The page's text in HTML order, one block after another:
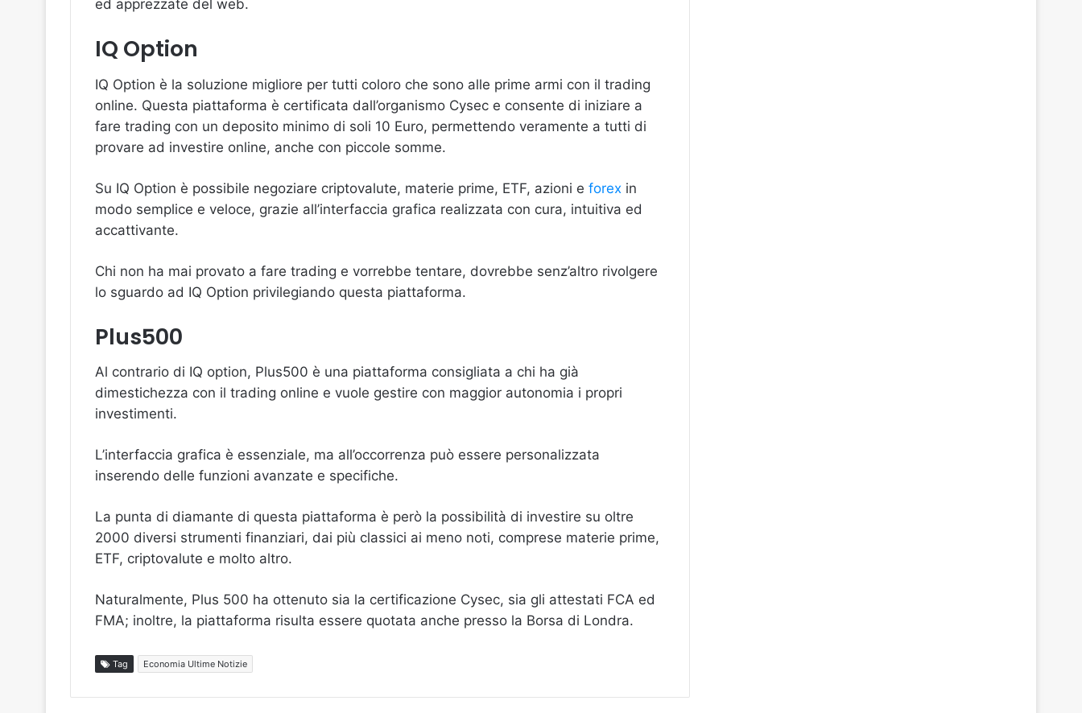
ed apprezzate del web.
IQ Option
IQ Option è la soluzione migliore per tutti coloro che sono alle prime armi con il trading
online. Questa piattaforma è certificata dall’organismo Cysec e consente di iniziare a
fare trading con un deposito minimo di soli 10 Euro, permettendo veramente a tutti di
provare ad investire online, anche con piccole somme.
Su IQ Option è possibile negoziare criptovalute, materie prime, ETF, azioni e forex in
modo semplice e veloce, grazie all’interfaccia grafica realizzata con cura, intuitiva ed
accattivante.
Chi non ha mai provato a fare trading e vorrebbe tentare, dovrebbe senz’altro rivolgere
lo sguardo ad IQ Option privilegiando questa piattaforma.
Plus500
Al contrario di IQ option, Plus500 è una piattaforma consigliata a chi ha già
dimestichezza con il trading online e vuole gestire con maggior autonomia i propri
investimenti.
L’interfaccia grafica è essenziale, ma all’occorrenza può essere personalizzata
inserendo delle funzioni avanzate e specifiche.
La punta di diamante di questa piattaforma è però la possibilità di investire su oltre
2000 diversi strumenti finanziari, dai più classici ai meno noti, comprese materie prime,
ETF, criptovalute e molto altro.
Naturalmente, Plus 500 ha ottenuto sia la certificazione Cysec, sia gli attestati FCA ed
FMA; inoltre, la piattaforma risulta essere quotata anche presso la Borsa di Londra.
Tag Economia Ultime Notizie